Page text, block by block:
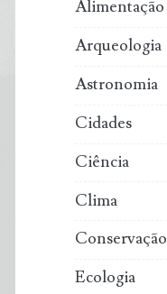
Alimentação
Arqueologia
Astronomia
Cidades
Ciência
Clima
Conservação
Ecologia